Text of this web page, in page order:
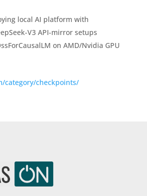
local AI platform with
V3 API-mirror setups
on AMD/Nvidia GPU
category/checkpoints/